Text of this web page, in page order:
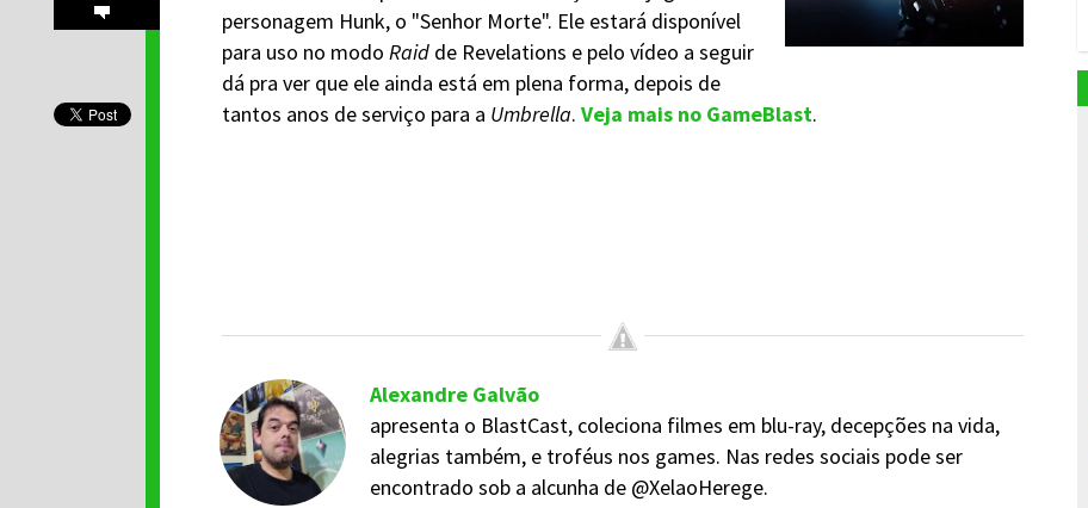
5
personagem Hunk, o "Senhor Morte". Ele estará disponível
para uso no modo Raidde Revelations e pelo vídeo a seguir
dá pra ver que ele ainda está em plena forma, depois de
tantos anos de serviço para a Umbrella. Veja mais no GameBlast.
Alexandre Galvão
apresenta o BlastCast, coleciona filmes em blu-ray, decepções na vida,
alegrias também, e troféus nos games. Nas redes sociais pode ser
encontrado sob a alcunha de @XelaoHerege.